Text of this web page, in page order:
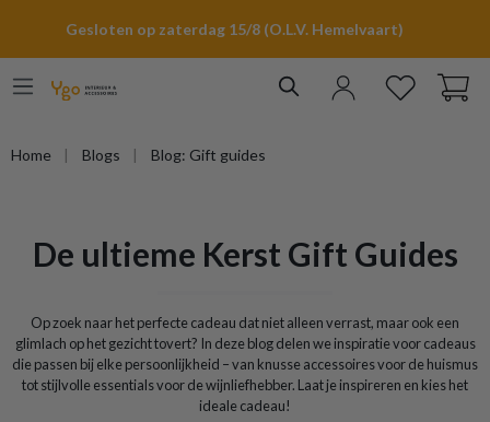
Gesloten op zaterdag 15/8 (O.L.V. Hemelvaart)
Home Blogs Blog: Gift guides
De ultieme Kerst Gift Guides
Op zoek naar het perfecte cadeau dat niet alleen verrast, maar ook een
glimlach op het gezicht tovert? In deze blog delen we inspiratie voor cadeaus
die passen bij elke persoonlijkheid – van knusse accessoires voor de huismus
tot stijlvolle essentials voor de wijnliefhebber. Laat je inspireren en kies het
ideale cadeau!